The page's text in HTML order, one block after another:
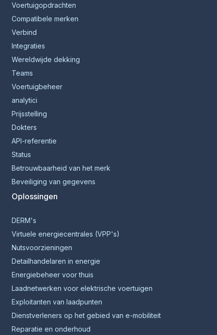
Voertuigopdrachten
Compatibele merken
Verbind
Integraties
Wereldwijde dekking
Teams
Voertuigbeheer
analytici
Prijsstelling
Dokters
API-referentie
Status
Betrouwbaarheid van het merk
Beveiliging van gegevens
Oplossingen
DERM's
Virtuele energiecentrales (VPP's)
Nutsvoorzieningen
Detailhandelaren in energie
Energiebeheer voor thuis
Laadnetwerken voor elektrische voertuigen
Exploitanten van laadpunten
Dienstverleners op het gebied van e-mobiliteit
Reparatie en onderhoud